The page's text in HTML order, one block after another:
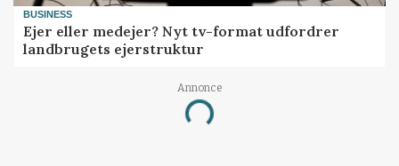
BUSINESS
Ejer eller medejer? Nyt tv-format udfordrer
landbrugets ejerstruktur
Annonce
Loading...